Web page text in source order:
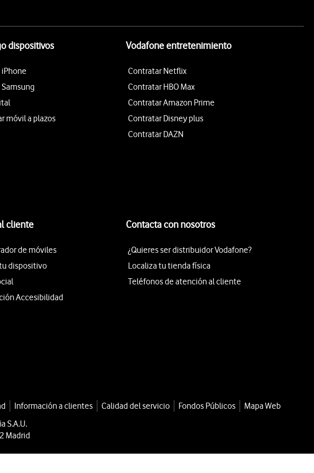
dispositivos
móvil a plazos
Vodafone entretenimiento
Contratar Netflix
Contratar HBO Max
Contratar Amazon Prime
Contratar Disney plus
Contratar DAZN
cliente
de móviles
dispositivo
Accesibilidad
Contacta con nosotros
¿Quieres ser distribuidor Vodafone?
Localiza tu tienda física
Teléfonos de atención al cliente
Información a clientes Calidad del servicio Fondos Públicos
Mapa Web
S.A.U.
Madrid